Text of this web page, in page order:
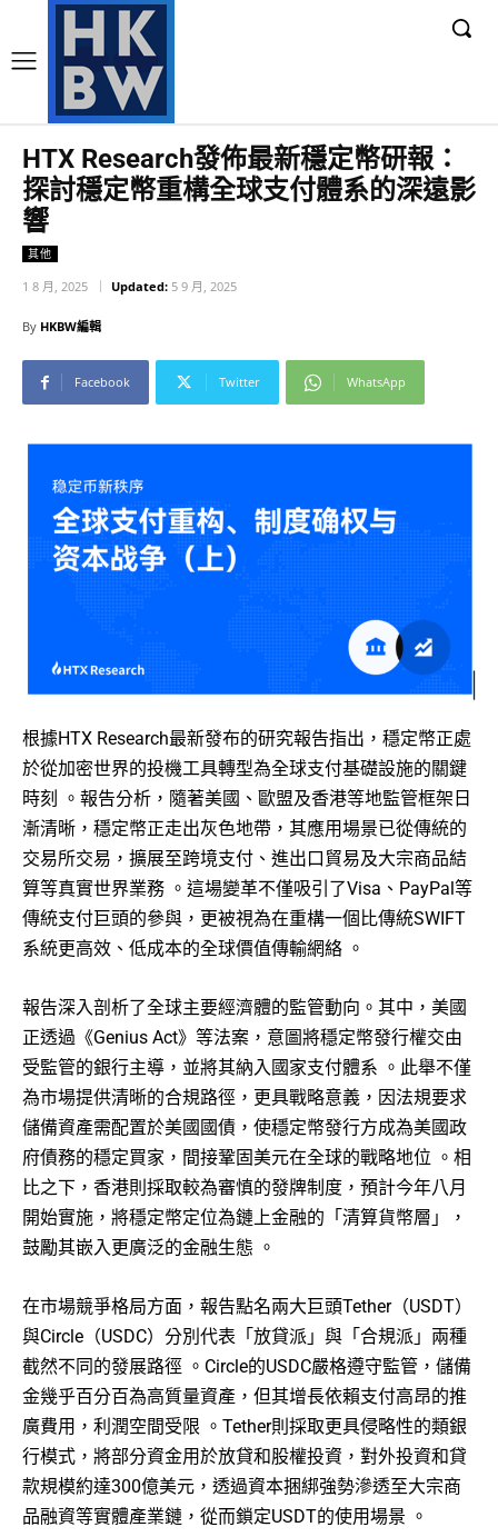
HTX Research發佈最新穩定幣研報：
探討穩定幣重構全球支付體系的深遠影
響
其他
1 8 月, 2025 Updated: 5 9 月, 2025
By HKBW編輯
Facebook Twitter WhatsApp
根據HTX Research最新發布的研究報告指出，穩定幣正處
於從加密世界的投機工具轉型為全球支付基礎設施的關鍵
時刻
。報告分析，隨著美國、歐盟及香港等地監管框架日
漸清晰，穩定幣正走出灰色地帶，其應用場景已從傳統的
交易所交易，擴展至跨境支付、進出口貿易及大宗商品結
算等真實世界業務 。這場變革不僅吸引了Visa、PayPal等
傳統支付巨頭的參與，更被視為在重構一個比傳統SWIFT
系統更高效、低成本的全球價值傳輸網絡 。
報告深入剖析了全球主要經濟體的監管動向。其中，美國
正透過《Genius Act》等法案，意圖將穩定幣發行權交由
受監管的銀行主導，並將其納入國家支付體系 。此舉不僅
為市場提供清晰的合規路徑，更具戰略意義，因法規要求
儲備資產需配置於美國國債，使穩定幣發行方成為美國政
府債務的穩定買家，間接鞏固美元在全球的戰略地位 。相
比之下，香港則採取較為審慎的發牌制度，預計今年八月
開始實施，將穩定幣定位為鏈上金融的「清算貨幣層」，
鼓勵其嵌入更廣泛的金融生態 。
在市場競爭格局方面，報告點名兩大巨頭Tether（USDT）
與Circle（USDC）分別代表「放貸派」與「合規派」兩種
截然不同的發展路徑 。Circle的USDC嚴格遵守監管，儲備
金幾乎百分百為高質量資產，但其增長依賴支付高昂的推
廣費用，利潤空間受限 。Tether則採取更具侵略性的類銀
行模式，將部分資金用於放貸和股權投資，對外投資和貸
款規模約達300億美元，透過資本捆綁強勢滲透至大宗商
品融資等實體產業鏈，從而鎖定USDT的使用場景 。